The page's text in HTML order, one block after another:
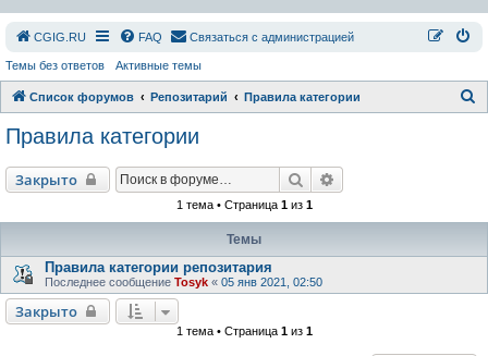
СGIG.RU FAQ Связаться с администрацией
Темы без ответов Активные темы
Список форумов Репозитарий Правила категории
Правила категории
Закрыто Поиск
1 тема • Страница 1из 1
Темы
Правила категории репозитария
Последнее сообщение Tosyk « 05 янв 2021, 02:50
Закрыто
1 тема • Страница 1из 1